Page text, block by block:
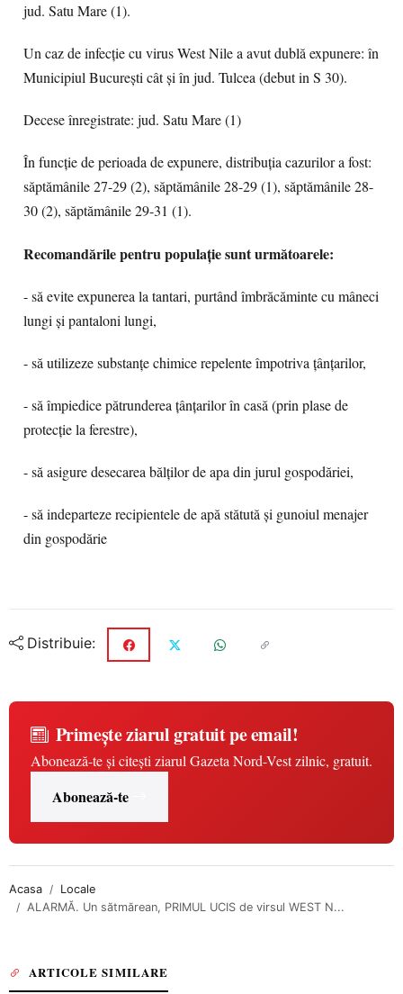
jud. Satu Mare (1).
Un caz de infecție cu virus West Nile a avut dublă expunere: în
Municipiul București cât și în jud. Tulcea (debut in S 30).
Decese înregistrate: jud. Satu Mare (1)
În funcție de perioada de expunere, distribuția cazurilor a fost:
săptămânile 27-29 (2), săptămânile 28-29 (1), săptămânile 28-
30 (2), săptămânile 29-31 (1).
Recomandările pentru populație sunt următoarele:
- să evite expunerea la tantari, purtând îmbrăcăminte cu mâneci
lungi și pantaloni lungi,
- să utilizeze substanțe chimice repelente împotriva țânțarilor,
- să împiedice pătrunderea țânțarilor în casă (prin plase de
protecție la ferestre),
- să asigure desecarea bălților de apa din jurul gospodăriei,
- să indeparteze recipientele de apă stătută și gunoiul menajer
din gospodărie
Distribuie:
Primește ziarul gratuit pe email!
Abonează-te și citești ziarul Gazeta Nord-Vest zilnic, gratuit.
Abonează-te
Acasa
Locale
ALARMĂ. Un sătmărean, PRIMUL UCIS de virsul WEST N...
ARTICOLE SIMILARE